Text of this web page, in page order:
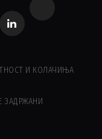
И КОЛАЧИЊА
ЗАДРЖАНИ